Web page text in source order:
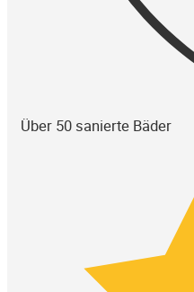
Über 50 sanierte Bäder